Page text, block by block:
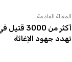
المقالة القادمة
أكثر من
تهدد جهود الإغاثة